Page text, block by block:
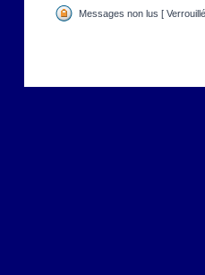
Messages non lus [